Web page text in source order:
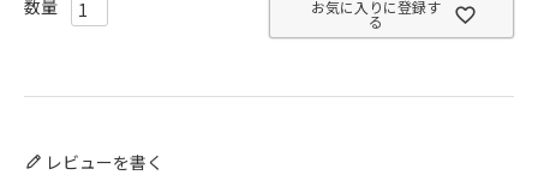
お気に入りに登録す
る
レビューを書く